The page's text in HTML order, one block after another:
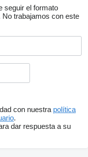
seguir el formato
No trabajamos con este
con nuestra política
.
dar respuesta a su